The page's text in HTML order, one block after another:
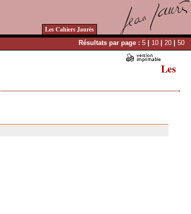
Les Cahiers Jaurès
Résultats par page : 5 | 10 | 20 | 50
Les